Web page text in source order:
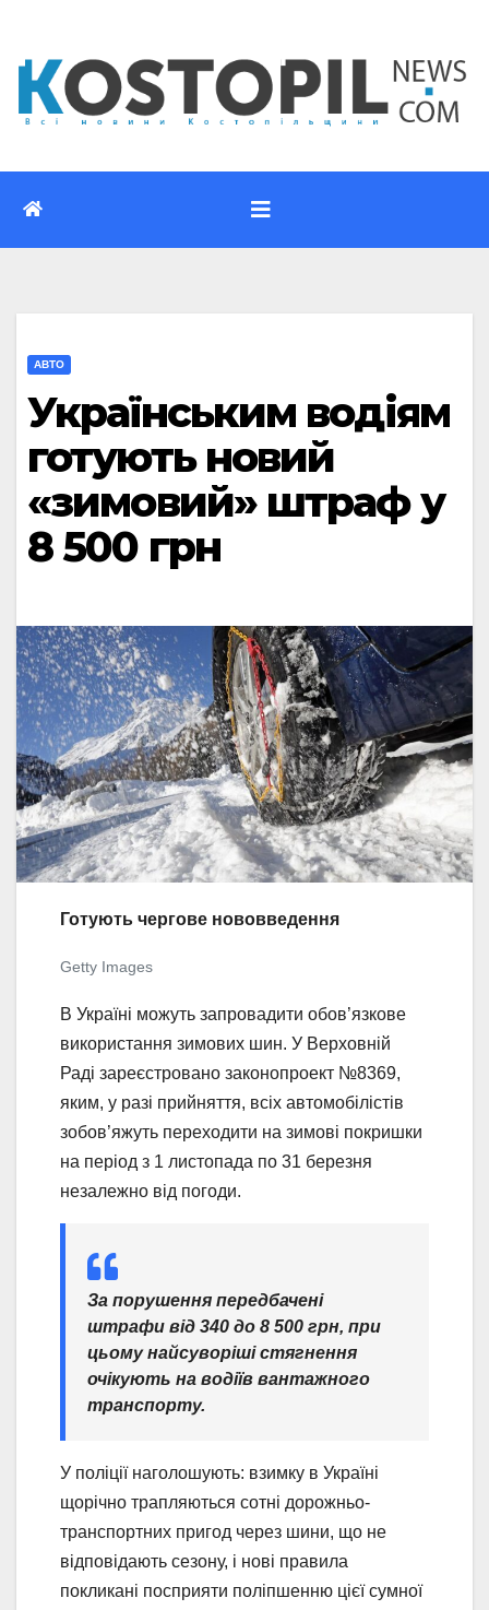
вмісту
АВТО
Українським водіям
готують новий
«зимовий» штраф у
8 500 грн
Готують чергове нововведення
Getty Images
В Україні можуть запровадити обов’язкове
використання зимових шин. У Верховній
Раді зареєстровано законопроект №8369,
яким, у разі прийняття, всіх автомобілістів
зобов’яжуть переходити на зимові покришки
на період з 1 листопада по 31 березня
незалежно від погоди.
За порушення передбачені
штрафи від 340 до 8 500 грн, при
цьому найсуворіші стягнення
очікують на водіїв вантажного
транспорту.
У поліції наголошують: взимку в Україні
щорічно трапляються сотні дорожньо-
транспортних пригод через шини, що не
відповідають сезону, і нові правила
покликані посприяти поліпшенню цієї сумної